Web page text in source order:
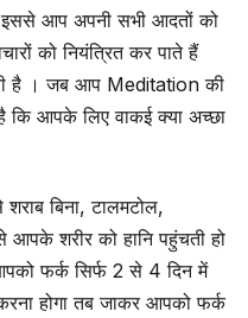
आप अपनी सभी आदतों को
को नियंत्रित कर पाते हैं
है । जब आप Meditation की
आपके लिए वाकई क्या अच्छा
बिना, टालमटोल,
आपके शरीर को हानि पहुंचती हो
फर्क सिर्फ 2 से 4 दिन में
होगा तब जाकर आपको फर्क